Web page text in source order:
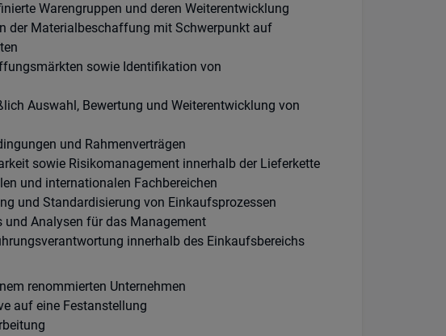
Warengruppen und deren Weiterentwicklung
der Materialbeschaffung mit Schwerpunkt auf
sowie Identifikation von
Auswahl, Bewertung und Weiterentwicklung von
und Rahmenverträgen
sowie Risikomanagement innerhalb der Lieferkette
und internationalen Fachbereichen
und Standardisierung von Einkaufsprozessen
und Analysen für das Management
innerhalb des Einkaufsbereichs
renommierten Unternehmen
auf eine Festanstellung